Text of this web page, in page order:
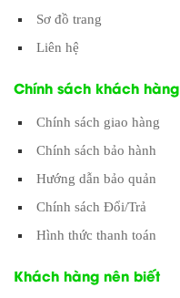
Sơ đồ trang
Liên hệ
Chính sách khách hàng
Chính sách giao hàng
Chính sách bảo hành
Hướng dẫn bảo quản
Chính sách Đổi/Trả
Hình thức thanh toán
Khách hàng nên biết